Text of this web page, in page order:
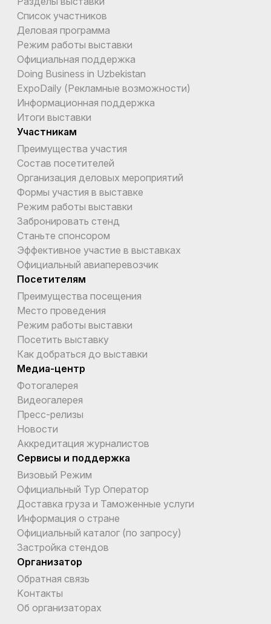
Список участников
Деловая программа
Режим работы выставки
Официальная поддержка
Doing Business in Uzbekistan
ExpoDaily (Рекламные возможности)
Информационная поддержка
Итоги выставки
Участникам
Преимущества участия
Состав посетителей
Организация деловых мероприятий
Формы участия в выставке
Режим работы выставки
Забронировать стенд
Станьте спонсором
Эффективное участие в выставках
Официальный авиаперевозчик
Посетителям
Преимущества посещения
Место проведения
Режим работы выставки
Посетить выставку
Как добраться до выставки
Медиа-центр
Фотогалерея
Видеогалерея
Пресс-релизы
Новости
Аккредитация журналистов
Сервисы и поддержка
Визовый Режим
Официальный Тур Оператор
Доставка груза и Таможенные услуги
Информация о стране
Официальный каталог (по запросу)
Застройка стендов
Организатор
Обратная связь
Kонтакты
Об организаторах